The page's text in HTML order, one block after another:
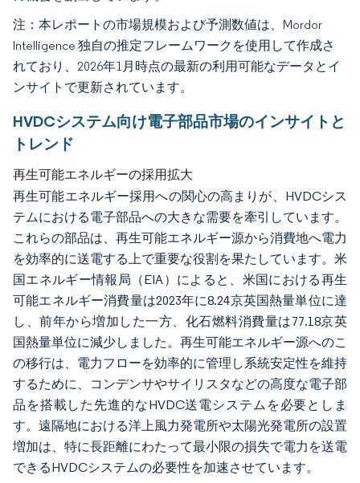
注：本レポートの市場規模および予測数値は、Mordor
Intelligence 独自の推定フレームワークを使用して作成さ
れており、2026年1月時点の最新の利用可能なデータとイ
ンサイトで更新されています。
HVDCシステム向け電子部品市場のインサイトと
トレンド
再生可能エネルギーの採用拡大
再生可能エネルギー採用への関心の高まりが、HVDCシス
テムにおける電子部品への大きな需要を牽引しています。
これらの部品は、再生可能エネルギー源から消費地へ電力
を効率的に送電する上で重要な役割を果たしています。米
国エネルギー情報局（EIA）によると、米国における再生
可能エネルギー消費量は2023年に8.24京英国熱量単位に達
し、前年から増加した一方、化石燃料消費量は77.18京英
国熱量単位に減少しました。再生可能エネルギー源へのこ
の移行は、電力フローを効率的に管理し系統安定性を維持
するために、コンデンサやサイリスタなどの高度な電子部
品を搭載した先進的なHVDC送電システムを必要としま
す。遠隔地における洋上風力発電所や太陽光発電所の設置
増加は、特に長距離にわたって最小限の損失で電力を送電
できるHVDCシステムの必要性を加速させています。